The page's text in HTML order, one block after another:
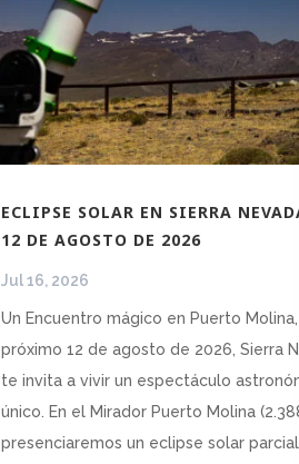
ECLIPSE SOLAR EN SIERRA
12 DE AGOSTO DE 2026
Jul 16, 2026
Un Encuentro mágico en Puerto
próximo 12 de agosto de 2026, Sierra
te invita a vivir un espectáculo
único. En el Mirador Puerto Molina
presenciaremos un eclipse solar